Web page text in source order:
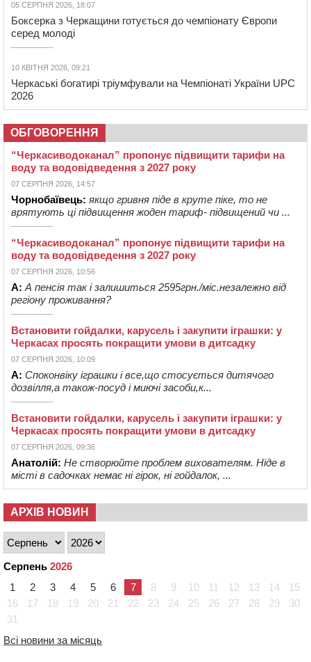
05 СЕРПНЯ 2026, 18:07
Боксерка з Черкащини готується до чемпіонату Європи
серед молоді
10 КВІТНЯ 2026, 09:21
Черкаські богатирі тріумфували на Чемпіонаті України UPC
2026
ОБГОВОРЕННЯ
“Черкасиводоканал” пропонує підвищити тарифи на
воду та водовідведення з 2027 року
07 СЕРПНЯ 2026, 14:57
Чорнобаївець: якщо гривня піде в круте піке, то не
врятують ці підвищення жоден тариф- підвищений чи ...
“Черкасиводоканал” пропонує підвищити тарифи на
воду та водовідведення з 2027 року
07 СЕРПНЯ 2026, 10:56
А: А пенсія так і залишиться 2595грн./міс.незалежно від
регіону проживання?
Встановити гойдалки, карусель і закупити іграшки: у
Черкасах просять покращити умови в дитсадку
07 СЕРПНЯ 2026, 10:09
А: Споконвіку іграшки і все,що стосується дитячого
дозвілля,а також-посуд і миючі засоби,к...
Встановити гойдалки, карусель і закупити іграшки: у
Черкасах просять покращити умови в дитсадку
07 СЕРПНЯ 2026, 09:36
Анатолій: Не створюйте проблем вихователям. Ніде в
місті в садочках немає ні гірок, ні гойдалок, ...
АРХІВ НОВИН
Серпень 2026
1
2 3 4 5 6 7 8 9 10 11 12 13 14
15
16
17 18 19 20 21 22 23 24 25 26 27 28 29
30
31
Всі новини за місяць